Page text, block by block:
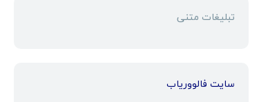
تبلیغات متنی
سایت فالووریاب